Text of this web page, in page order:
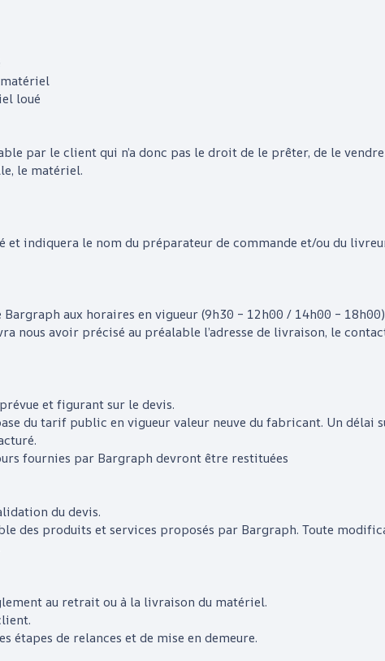
matériel
loué
par le client qui n’a donc pas le droit de le prêter, de le
le matériel.
indiquera le nom du préparateur de commande et/ou du
Bargraphaux horaires en vigueur (9h30 – 12h00 / 14h00 –
nous avoir précisé au préalable l’adresse de livraison, le
et figurant sur le devis.
du tarif public en vigueur valeur neuve du fabricant. Un délai
.
fournies par Bargraphdevront être restituées
du devis.
des produits et services proposés par Bargraph. Toute
au retrait ou à la livraison du matériel.
étapes de relances et de mise en demeure.